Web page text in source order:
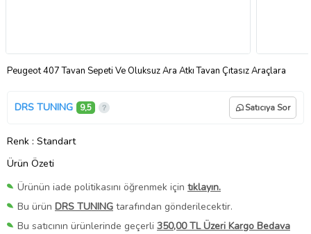
Peugeot 407 Tavan Sepeti Ve Oluksuz Ara Atkı Tavan Çıtasız Araçlara
DRS TUNING 9,5 Satıcıya Sor
Renk : Standart
Ürün Özeti
Ürünün iade politikasını öğrenmek için tıklayın.
Bu ürün DRS TUNING tarafından gönderilecektir.
Bu satıcının ürünlerinde geçerli 350,00 TL Üzeri Kargo Bedava